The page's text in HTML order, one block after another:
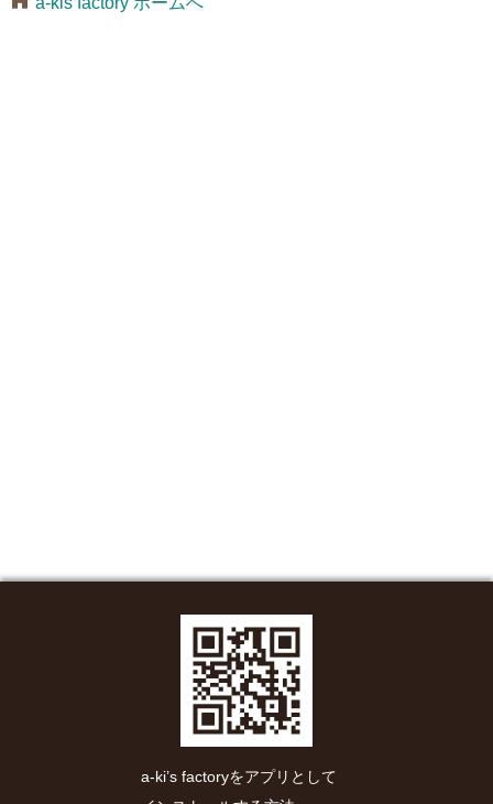
a-ki’s factoryをアプリとして